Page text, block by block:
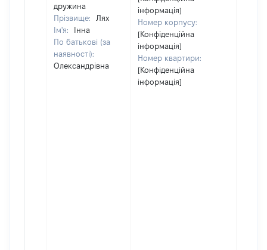
дружина
Прізвище:
Лях
Ім'я:
Інна
По батькові (за
наявності):
Олександрівна
інформація]
Номер корпусу:
[Конфіденційна
інформація]
Номер квартири:
[Конфіденційна
інформація]